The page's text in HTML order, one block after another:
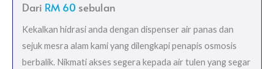
Dari RM 60 sebulan
Kekalkan hidrasi anda dengan dispenser air panas dan
sejuk mesra alam kami yang dilengkapi penapis osmosis
berbalik. Nikmati akses segera kepada air tulen yang segar